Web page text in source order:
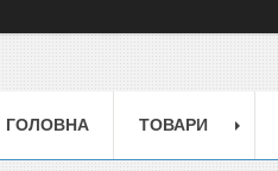
ГОЛОВНА ТОВАРИ